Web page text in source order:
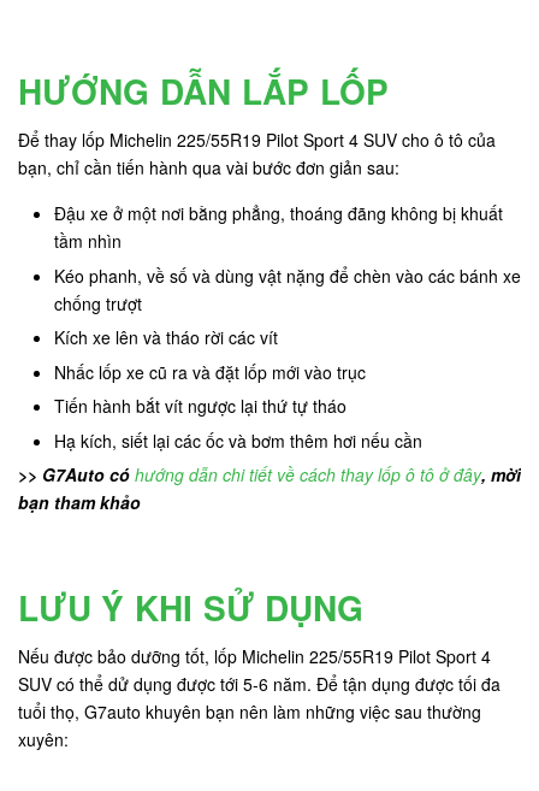
HƯỚNG DẪN LẮP LỐP
Để thay lốp Michelin 225/55R19 Pilot Sport 4 SUV cho ô tô của
bạn, chỉ cần tiến hành qua vài bước đơn giản sau:
Đậu xe ở một nơi bằng phẳng, thoáng đãng không bị khuất
tầm nhìn
Kéo phanh, về số và dùng vật nặng để chèn vào các bánh xe
chống trượt
Kích xe lên và tháo rời các vít
Nhấc lốp xe cũ ra và đặt lốp mới vào trục
Tiến hành bắt vít ngược lại thứ tự tháo
Hạ kích, siết lại các ốc và bơm thêm hơi nếu cần
>> G7Auto có hướng dẫn chi tiết về cách thay lốp ô tô ở đây, mời
bạn tham khảo
LƯU Ý KHI SỬ DỤNG
Nếu được bảo dưỡng tốt, lốp Michelin 225/55R19 Pilot Sport 4
SUV có thể dử dụng được tới 5-6 năm. Để tận dụng được tối đa
tuổi thọ, G7auto khuyên bạn nên làm những việc sau thường
xuyên: